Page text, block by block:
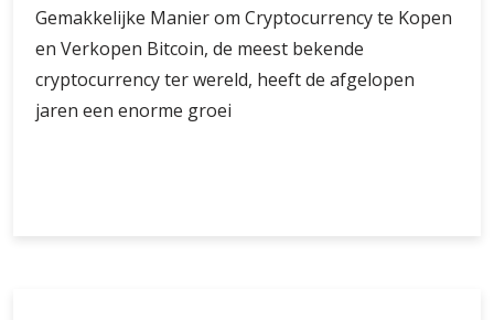
Gemakkelijke Manier om Cryptocurrency te Kopen
en Verkopen Bitcoin, de meest bekende
cryptocurrency ter wereld, heeft de afgelopen
jaren een enorme groei